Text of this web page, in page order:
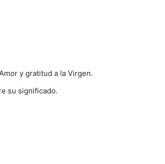
y gratitud a la Virgen.
su significado.